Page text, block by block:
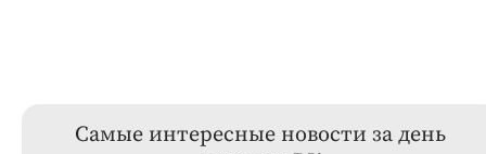
Самые интересные новости за день